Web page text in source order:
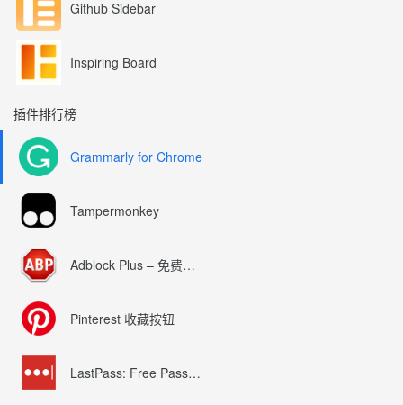
Github Sidebar
Inspiring Board
插件排行榜
Grammarly for Chrome
Tampermonkey
Adblock Plus – 免费的广告拦截器
Pinterest 收藏按钮
LastPass: Free Password Manager